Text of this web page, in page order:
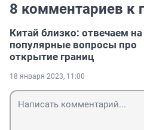
8 комментариев к
Китай близко: отвечаем на
популярные вопросы про
открытие границ
18 января 2023, 11:00